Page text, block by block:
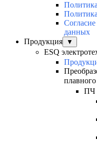
данных
Продукция
▼
ESQ
ПЧ